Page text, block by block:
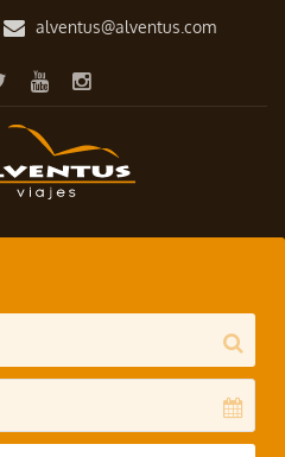
alventus@alventus.com